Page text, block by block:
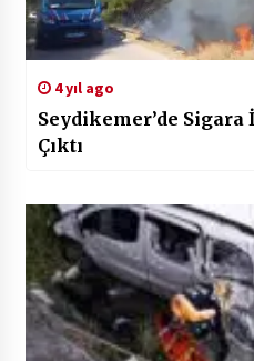
4 yıl ago
Seydikemer’de
Çıktı